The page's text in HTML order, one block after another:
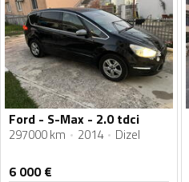
Ford - S-Max - 2.0 tdci
297000 km 2014 Dizel
6 000€